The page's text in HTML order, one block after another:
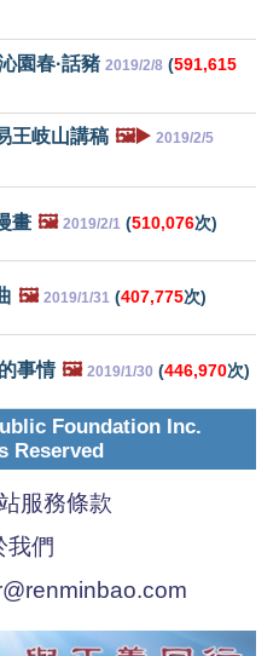
園春·話豬 2019/2/8 (591,615
王岐山講稿 🖼️▶️ 2019/2/5
畫 🖼️ 2019/2/1 (510,076次)
🖼️ 2019/1/31 (407,775次)
事情 🖼️ 2019/1/30 (446,970次)
Foundation Inc.
Reserved
服務條款
我們